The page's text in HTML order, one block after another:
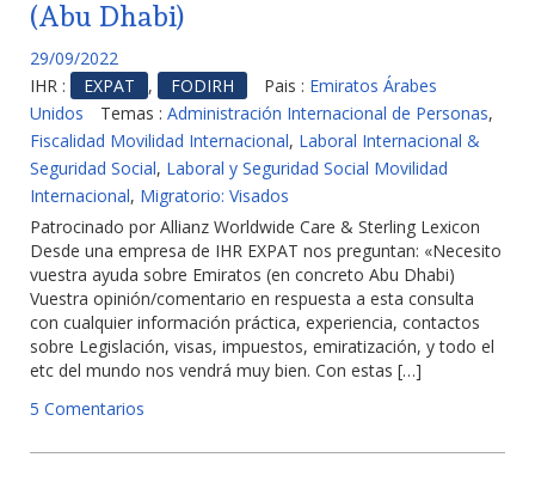
(Abu Dhabi)
29/09/2022
IHR :
EXPAT , FODIRH Pais : Emiratos Árabes
Unidos
Temas : Administración Internacional de Personas,
Fiscalidad Movilidad Internacional, Laboral Internacional &
Seguridad Social, Laboral y Seguridad Social Movilidad
Internacional, Migratorio: Visados
Patrocinado por Allianz Worldwide Care & Sterling Lexicon
Desde una empresa de IHR EXPAT nos preguntan: «Necesito
vuestra ayuda sobre Emiratos (en concreto Abu Dhabi)
Vuestra opinión/comentario en respuesta a esta consulta
con cualquier información práctica, experiencia, contactos
sobre Legislación, visas, impuestos, emiratización, y todo el
etc del mundo nos vendrá muy bien. Con estas […]
5 Comentarios